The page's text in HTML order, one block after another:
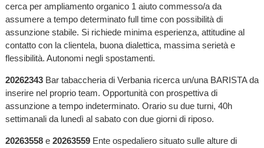
cerca per ampliamento organico 1 aiuto commesso/a da
assumere a tempo determinato full time con possibilità di
assunzione stabile. Si richiede minima esperienza, attitudine al
contatto con la clientela, buona dialettica, massima serietà e
flessibilità. Autonomi negli spostamenti.
20262343Bar tabaccheria di Verbania ricerca un/una BARISTA da
inserire nel proprio team. Opportunità con prospettiva di
assunzione a tempo indeterminato. Orario su due turni, 40h
settimanali da lunedì al sabato con due giorni di riposo.
20263558e 20263559Ente ospedaliero situato sulle alture di